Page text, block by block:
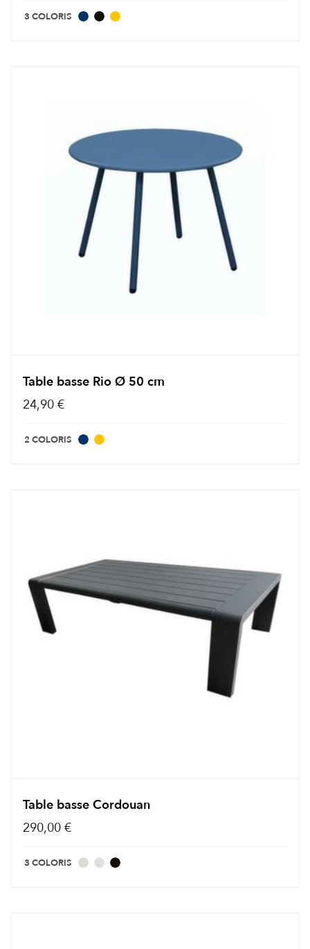
3 COLORIS
Table basse Rio Ø 50 cm
24,90 €
2 COLORIS
Table basse Cordouan
290,00 €
3 COLORIS